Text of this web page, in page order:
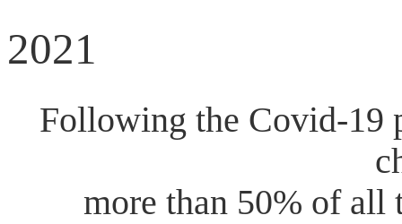
2021
Following the Covid-19
more than 50% of all